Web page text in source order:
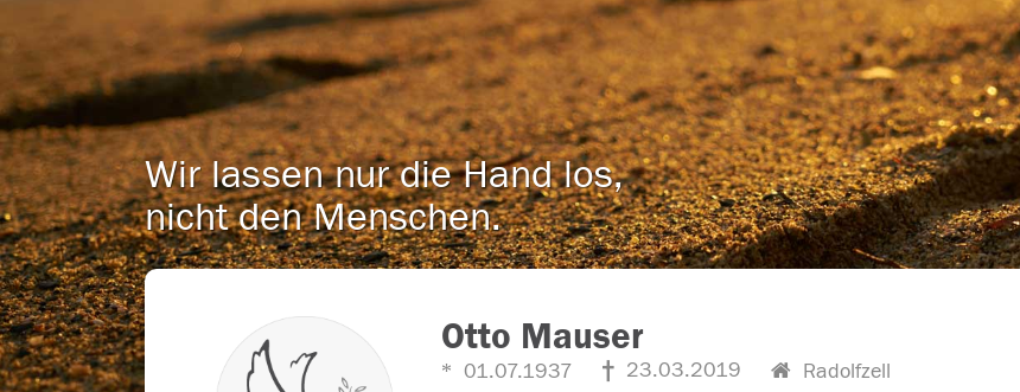
Wir lassen nur die Hand los,
nicht den Menschen.
Otto Mauser
01.07.1937 23.03.2019 Radolfzell